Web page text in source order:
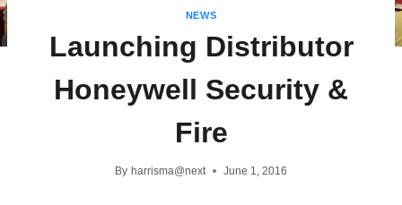
NEWS
Launching Distributor
Honeywell Security &
Fire
By harrisma@next June 1, 2016